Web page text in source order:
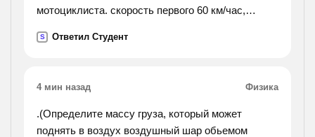
мотоциклиста. скорость первого 60 км/час,
расстояние между пунктами, если известно, что
S Ответил Студент
4 мин назад Физика
.(Определите массу груза, который может
поднять в воздух воздушный шар обьемом